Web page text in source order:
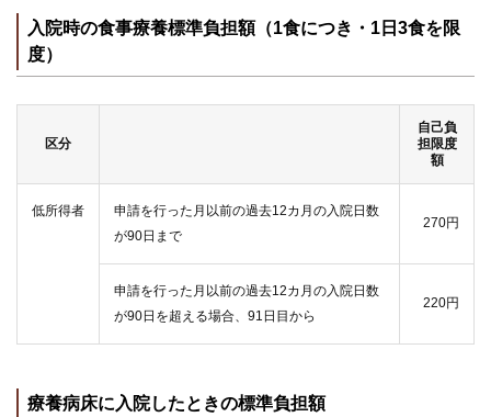
入院時の食事療養標準負担額（1食につき・1日3食を限
度）
区分
自己負
担限度
額
低所得者
申請を行った月以前の過去12カ月の入院日数
が90日まで
270円
申請を行った月以前の過去12カ月の入院日数
が90日を超える場合、91日目から
220円
療養病床に入院したときの標準負担額